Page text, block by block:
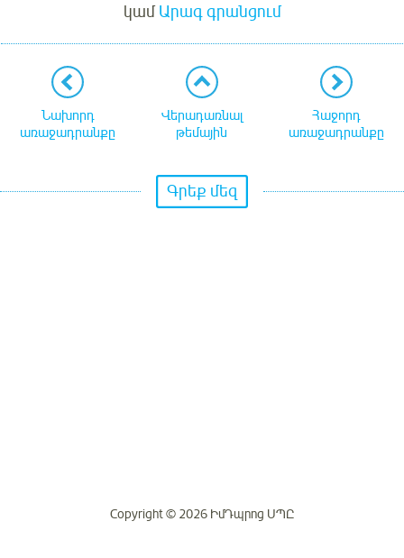
կամԱրագ գրանցում
Նախորդ
առաջադրանքը
Վերադառնալ
թեմային
Հաջորդ
առաջադրանքը
Գրեք մեզ
Copyright © 2026 ԻմԴպրոց ՍՊԸ